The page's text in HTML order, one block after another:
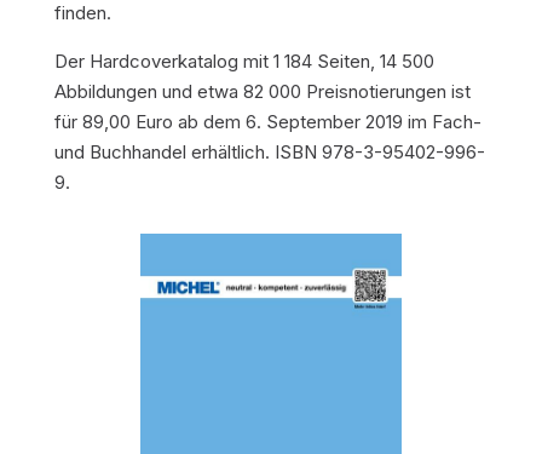
finden.
Der Hardcoverkatalog mit 1 184 Seiten, 14 500
Abbildungen und etwa 82 000 Preisnotierungen ist
für 89,00 Euro ab dem 6. September 2019 im Fach-
und Buchhandel erhältlich. ISBN 978-3-95402-996-
9.